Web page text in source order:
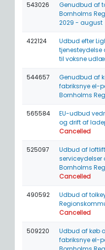
543026
Genudbud af
Bornholms
2029 - august
422124
Udbud efter
til voksne
544657
Genudbud af
fabriksnye el-
Bornholms
565584
EU-udbud
og drift af
Cancelled
525097
Udbud af
serviceydelser
Bornholms
Cancelled
490592
Udbud af
Cancelled
509220
Udbud af køb
fabriksnye el-